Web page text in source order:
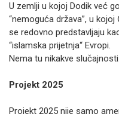
U zemlji u kojoj Dodik već
“nemoguća država”, u
se redovno predstavljaju
“islamska prijetnja“ Evropi.
Nema tu nikakve slučajnosti.
Projekt 2025
Projekt 2025 nije samo